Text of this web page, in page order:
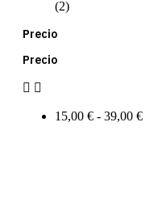
(2)
Precio
Precio
 
15,00 € - 39,00 €